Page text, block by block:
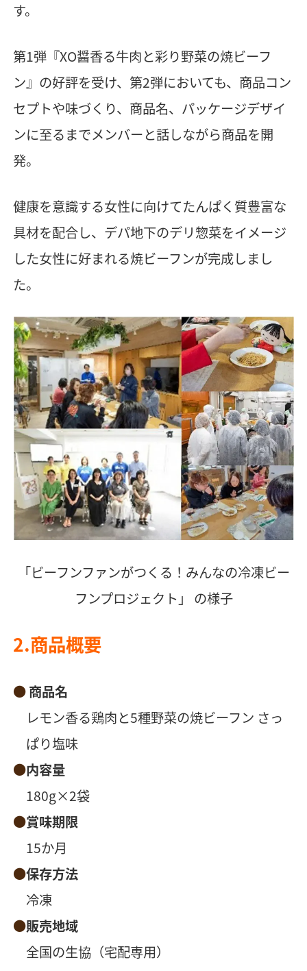
す。
第1弾『XO醤香る牛肉と彩り野菜の焼ビーフ
ン』の好評を受け、第2弾においても、商品コン
セプトや味づくり、商品名、パッケージデザイ
ンに至るまでメンバーと話しながら商品を開
発。
健康を意識する女性に向けてたんぱく質豊富な
具材を配合し、デパ地下のデリ惣菜をイメージ
した女性に好まれる焼ビーフンが完成しまし
た。
「ビーフンファンがつくる！みんなの冷凍ビー
フンプロジェクト」 の様子​
2.商品概要
商品名
レモン香る鶏肉と5種野菜の焼ビーフン さっ
ぱり塩味
内容量
180g×2袋
賞味期限
15か月
保存方法
冷凍
販売地域
全国の生協（宅配専用）